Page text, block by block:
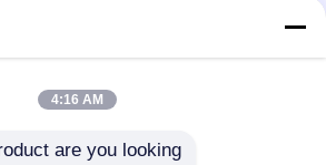
Εναλλακτικές
4:16 AM
are you looking